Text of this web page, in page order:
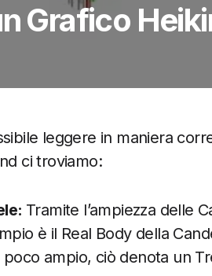
Grafico
leggere in maniera
ci troviamo:
Tramite l’ampiezza delle
è il Real Body della
ampio, ciò denota un